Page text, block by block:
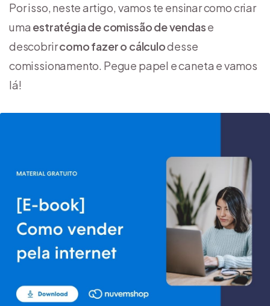
Por isso, neste artigo, vamos te ensinar como criar
uma estratégia de comissão de vendase
descobrircomo fazer o cálculodesse
comissionamento. Pegue papel e caneta e vamos
lá!